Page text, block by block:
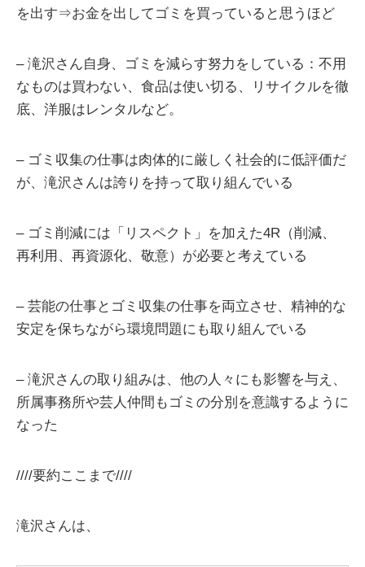
を出す⇒お金を出してゴミを買っていると思うほど
– 滝沢さん自身、ゴミを減らす努力をしている：不用
なものは買わない、食品は使い切る、リサイクルを徹
底、洋服はレンタルなど。
– ゴミ収集の仕事は肉体的に厳しく社会的に低評価だ
が、滝沢さんは誇りを持って取り組んでいる
– ゴミ削減には「リスペクト」を加えた4R（削減、
再利用、再資源化、敬意）が必要と考えている
– 芸能の仕事とゴミ収集の仕事を両立させ、精神的な
安定を保ちながら環境問題にも取り組んでいる
– 滝沢さんの取り組みは、他の人々にも影響を与え、
所属事務所や芸人仲間もゴミの分別を意識するように
なった
////要約ここまで////
滝沢さんは、